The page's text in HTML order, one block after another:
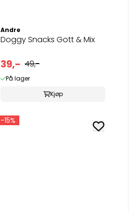
Andre
Doggy Snacks Gott & Mix
39,- 49,-
På lager
Kjøp
-15%